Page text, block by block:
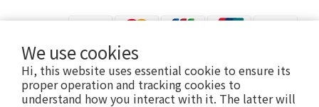
We use cookies
Hi, this website uses essential cookie to ensure its
proper operation and tracking cookies to
understand how you interact with it. The latter will
提醒您，我們不會以電話或簡訊方式通知變更付款方式。